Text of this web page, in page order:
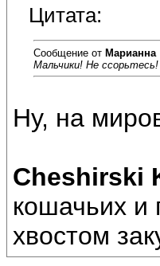
Цитата:
Сообщение от Марианна
Мальчики! Не
Ну, на
Cheshirski
кошачьих
хвостом